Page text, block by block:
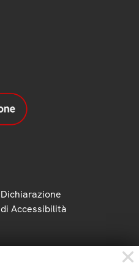
Dichiarazione
di Accessibilità